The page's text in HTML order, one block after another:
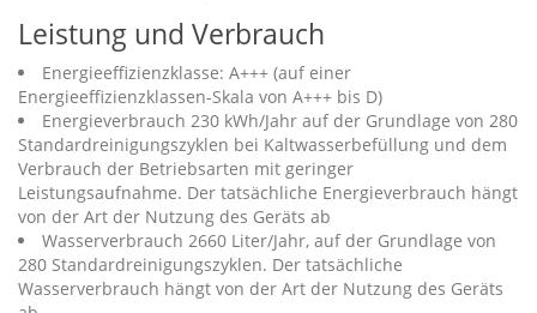
Leistung und Verbrauch
Energieeffizienzklasse: A+++ (auf einer
Energieeffizienzklassen-Skala von A+++ bis D)
Energieverbrauch 230 kWh/Jahr auf der Grundlage von 280
Standardreinigungszyklen bei Kaltwasserbefüllung und dem
Verbrauch der Betriebsarten mit geringer
Leistungsaufnahme. Der tatsächliche Energieverbrauch hängt
von der Art der Nutzung des Geräts ab
Wasserverbrauch 2660 Liter/Jahr, auf der Grundlage von
280 Standardreinigungszyklen. Der tatsächliche
Wasserverbrauch hängt von der Art der Nutzung des Geräts